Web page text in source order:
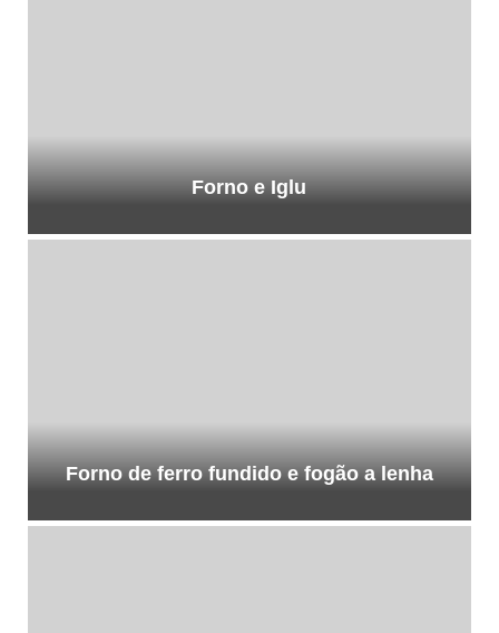
Forno e Iglu
Forno de ferro fundido e fogão a lenha